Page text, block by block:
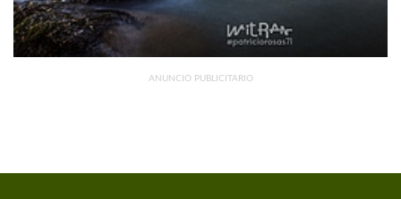
ANUNCIO PUBLICITARIO